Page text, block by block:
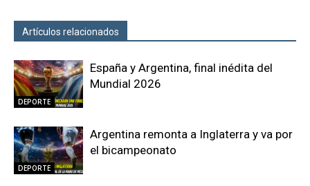
Artículos relacionados
DEPORTE
España y Argentina, final inédita del
Mundial 2026
DEPORTE
Argentina remonta a Inglaterra y va por
el bicampeonato